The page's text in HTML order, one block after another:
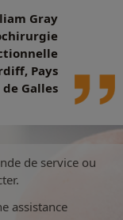
Gray
Pays
de Galles
de service ou
assistance